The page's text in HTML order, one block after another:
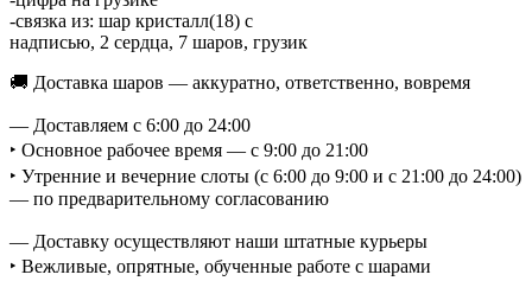
-связка из: шар кристалл(18) с
надписью, 2 сердца, 7 шаров, грузик
🚚 Доставка шаров — аккуратно, ответственно, вовремя
— Доставляем с 6:00 до 24:00
‣ Основное рабочее время — с 9:00 до 21:00
‣ Утренние и вечерние слоты (с 6:00 до 9:00 и с 21:00 до 24:00)
— по предварительному согласованию
— Доставку осуществляют наши штатные курьеры
‣ Вежливые, опрятные, обученные работе с шарами